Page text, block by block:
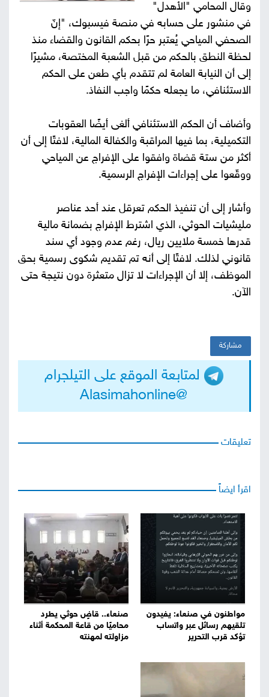
وقال المحامي "الأهدل"
في منشور على حسابه في منصة فيسبوك، "إنّ
الصحفي المياحي يُعتبر حرًا بحكم القانون والقضاء منذ
لحظة النطق بالحكم من قبل الشعبة المختصة، مشيرًا
إلى أن النيابة العامة لم تتقدم بأي طعن على الحكم
الاستئنافي، ما يجعله حكمًا واجب النفاذ.
وأضاف أن الحكم الاستئنافي ألغى أيضًا العقوبات
التكميلية، بما فيها المراقبة والكفالة المالية، لافتًا إلى أن
أكثر من ستة قضاة وافقوا على الإفراج عن المياحي
ووقّعوا على إجراءات الإفراج الرسمية.
وأشار إلى أن تنفيذ الحكم تعرقل عند أحد عناصر
مليشيات الحوثي، الذي اشترط الإفراج بضمانة مالية
قدرها خمسة ملايين ريال، رغم عدم وجود أي سند
قانوني لذلك. لافتًا إلى أنه تم تقديم شكوى رسمية بحق
الموظف، إلا أن الإجراءات لا تزال متعثرة دون نتيجة حتى
الآن.
مشاركة
لمتابعة الموقع على التيلجرام
@Alasimahonline
تعليقات
اقرأ ايضاً
مواطنون في صنعاء: يفيدون
تلقيهم رسائل عبر واتساب
تؤكد قرب التحرير
صنعاء.. قاضٍ حوثي يطرد
محاميًا من قاعة المحكمة أثناء
مزاولته لمهنته